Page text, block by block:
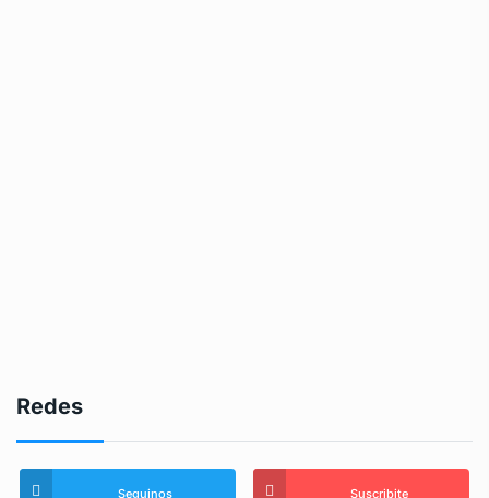
Redes
Seguinos Suscribite